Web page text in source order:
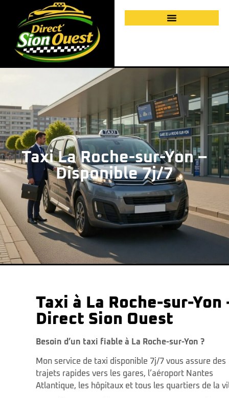
Taxi La Roche-sur-Yon –
Disponible 7j/7
Taxi à La Roche-sur-Yon
Direct Sion Ouest
Besoin d’un taxi fiable à La Roche-sur-Yon ?
Mon service de taxi disponible 7j/7 vous assure des
trajets rapides vers les gares, l’aéroport Nantes
Atlantique, les hôpitaux et tous les quartiers de la